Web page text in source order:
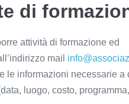
di
attività di formazione ed
mail
le informazioni necessarie a
luogo, costo,